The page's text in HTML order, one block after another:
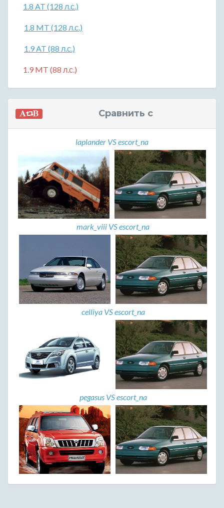
1.8 AT (128 л.с.)
1.8 MT (128 л.с.)
1.9 AT (88 л.с.)
1.9 MT (88 л.с.)
Сравнить с
laplander VS escort_na
mark_viii VS escort_na
celliya VS escort_na
pegasus VS escort_na